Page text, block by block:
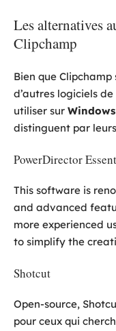
Les alternatives
Clipchamp
Bien que
d’autres logiciels de
utiliser sur
distinguent par
PowerDirector
This software is
and advanced
more experienced
to simplify the
Shotcut
Open-source,
pour ceux qui